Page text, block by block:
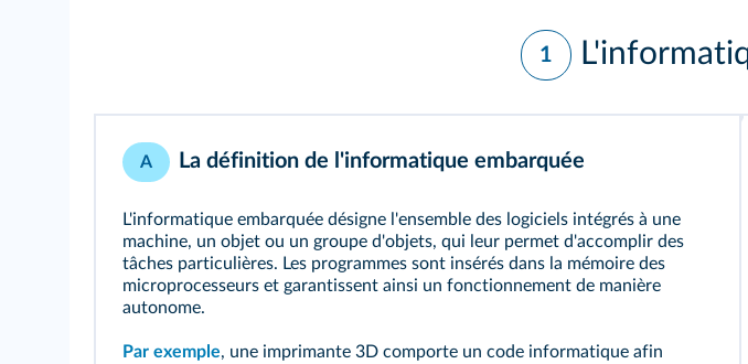
1
A La définition de l'informatique embarquée
L'informatique embarquée désigne l'ensemble des logiciels intégrés à une
machine, un objet ou un groupe d'objets, qui leur permet d'accomplir des
tâches particulières. Les programmes sont insérés dans la mémoire des
microprocesseurs et garantissent ainsi un fonctionnement de manière
autonome.
Par exemple, une imprimante 3D comporte un code informatique afin